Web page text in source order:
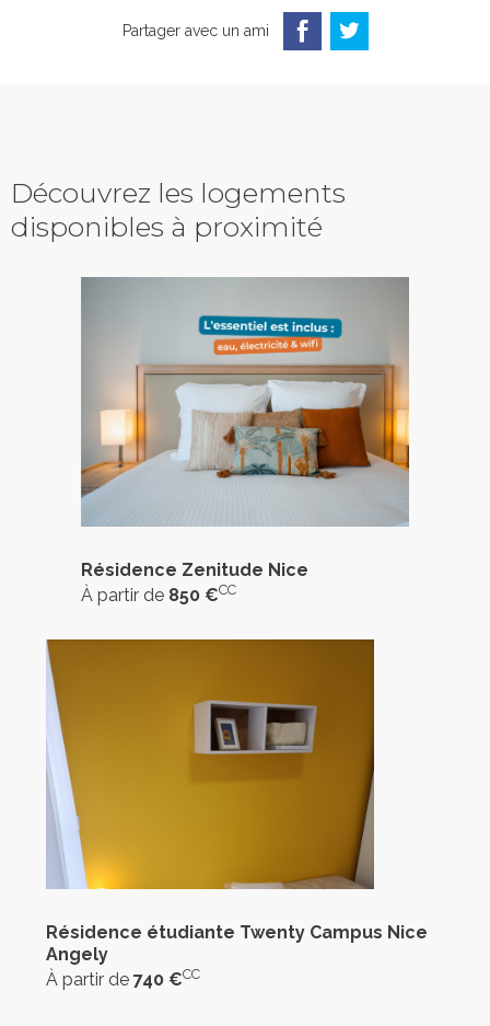
Partager avec un ami
Découvrez les logements
disponibles à proximité
Résidence Zenitude Nice
À partir de 850 €CC
Résidence étudiante Twenty Campus Nice
Angely
À partir de 740 €CC